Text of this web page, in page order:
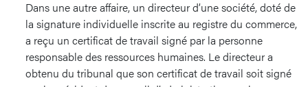
Dans une autre affaire, un directeur d’une société, doté de
la signature individuelle inscrite au registre du commerce,
a reçu un certificat de travail signé par la personne
responsable des ressources humaines. Le directeur a
obtenu du tribunal que son certificat de travail soit signé